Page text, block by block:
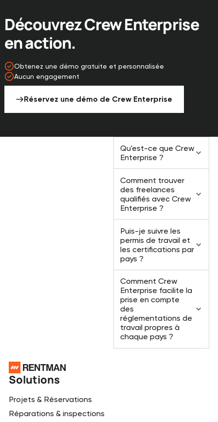
Découvrez Crew Enterprise
en action.
Obtenez une démo gratuite et personnalisée
Aucun engagement
Réservez une démo de Crew Enterprise
Qu'est-ce que Crew
Enterprise ?
Comment trouver
des freelances
qualifiés avec Crew
Enterprise ?
Puis-je suivre les
permis de travail et
les certifications par
pays ?
Comment Crew
Enterprise facilite la
prise en compte
des
réglementations de
travail propres à
chaque pays ?
Solutions
Projets & Réservations
Réparations & inspections